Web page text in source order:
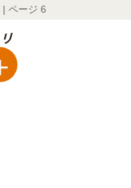
| ページ 6